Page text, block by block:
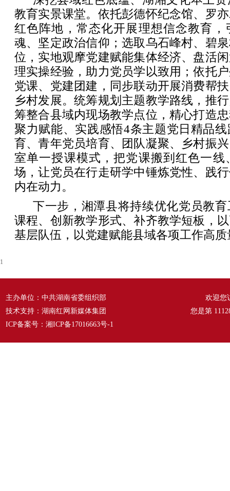
教育实景课堂。依托彭德怀纪念馆、罗
红色阵地，常态化开展理想信念教育，
魂、坚定政治信仰；选取乌石峰村、碧
位，实地观摩党建赋能集体经济、盘活
理实操经验，助力党员学以致用；依托
党课、党建团建，同步联动开展消费帮
乡村发展。统筹规划主题教学路线，推
筹整合县域内现场教学点位，精心打造
聚力赋能、实践感悟4条主题党日精品
育、青年党员培育、团队凝聚、乡村振
室单一授课模式，把党课搬到红色一线
场，让党员在行走研学中锤炼党性、践
内在动力。
下一步，湘潭县将持续优化党员教
课程、创新教学形式、补齐教学短板，
基层队伍，以党建赋能县域各项工作高
1
主办单位：中共湖南省委组织部
技术支持：湖南红网新媒体集团
ICP备案号： 湘ICP备17016663号-1
欢迎您
您是第